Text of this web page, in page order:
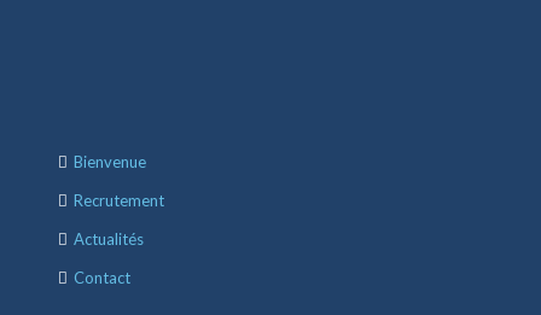
Bienvenue
Recrutement
Actualités
Contact